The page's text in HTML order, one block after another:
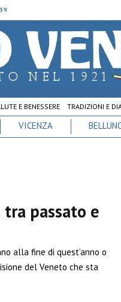
E BENESSERE TRADIZIONI E
VICENZA
passato e
alla fine di quest’anno o
del Veneto che sta